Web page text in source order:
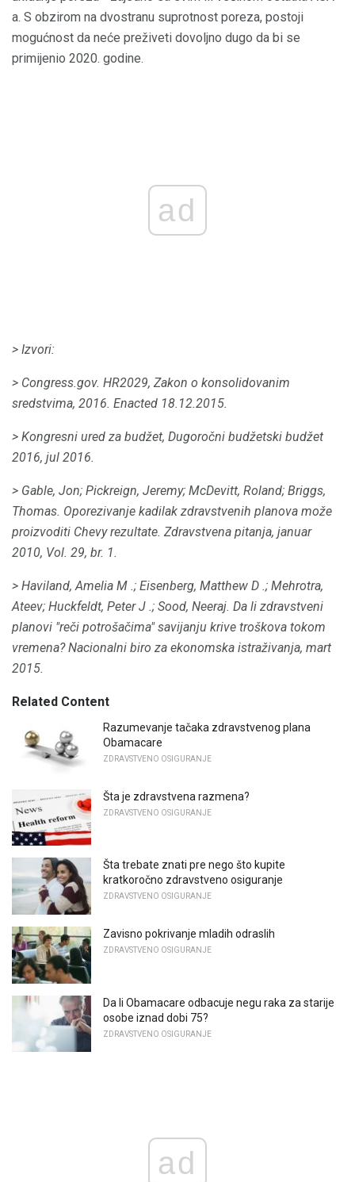
a. S obzirom na dvostranu suprotnost poreza, postoji
mogućnost da neće preživeti dovoljno dugo da bi se
primijenio 2020. godine.
ad
> Izvori:
> Congress.gov. HR2029, Zakon o konsolidovanim
sredstvima, 2016. Enacted 18.12.2015.
> Kongresni ured za budžet, Dugoročni budžetski budžet
2016, jul 2016.
> Gable, Jon; Pickreign, Jeremy; McDevitt, Roland; Briggs,
Thomas. Oporezivanje kadilak zdravstvenih planova može
proizvoditi Chevy rezultate. Zdravstvena pitanja, januar
2010, Vol. 29, br. 1.
> Haviland, Amelia M .; Eisenberg, Matthew D .; Mehrotra,
Ateev; Huckfeldt, Peter J .; Sood, Neeraj. Da li zdravstveni
planovi "reči potrošačima" savijanju krive troškova tokom
vremena? Nacionalni biro za ekonomska istraživanja, mart
2015.
Related Content
Razumevanje tačaka zdravstvenog plana
Obamacare
ZDRAVSTVENO OSIGURANJE
Šta je zdravstvena razmena?
ZDRAVSTVENO OSIGURANJE
Šta trebate znati pre nego što kupite
kratkoročno zdravstveno osiguranje
ZDRAVSTVENO OSIGURANJE
Zavisno pokrivanje mladih odraslih
ZDRAVSTVENO OSIGURANJE
Da li Obamacare odbacuje negu raka za starije
osobe iznad dobi 75?
ZDRAVSTVENO OSIGURANJE
ad